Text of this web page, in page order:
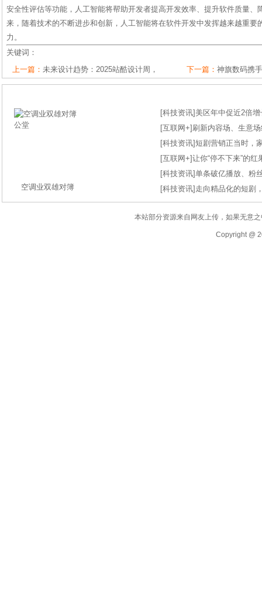
安全性评估等功能，人工智能将帮助开发者提高开发效率、提升软件质量、
来，随着技术的不断进步和创新，人工智能将在软件开发中发挥越来越重要
力。
关键词：
上一篇： 未来设计趋势：2025站酷设计周， 下一篇： 神旗数码携
空调业双雄对簿
[科技资讯] 美区年中促近2倍
[互联网+] 刷新内容场、生意
[科技资讯]短剧营销正当时，
[互联网+]让你“停不下来”的
[科技资讯]单条破亿播放、粉
[科技资讯] 走向精品化的短剧
本站部分资源来自网友上传，如果无意
Copyright @